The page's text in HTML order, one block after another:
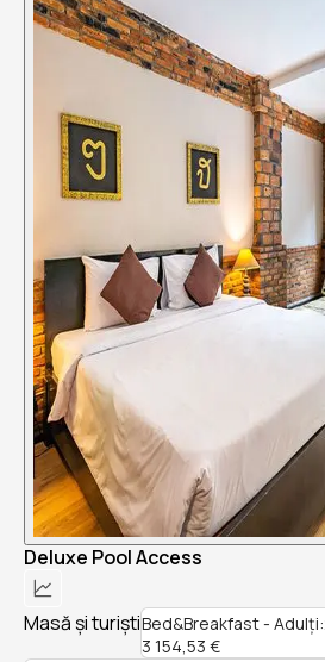
Deluxe Pool Access
Masă și turiștiBed&Breakfast -
3 154,53 €